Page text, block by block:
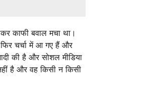
काफी बवाल मचा था।
चर्चा में आ गए हैं और
की है और सोशल मीडिया
है और वह किसी न किसी